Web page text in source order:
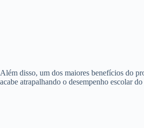
Além disso, um dos maiores benefícios do
acabe atrapalhando o desempenho escolar